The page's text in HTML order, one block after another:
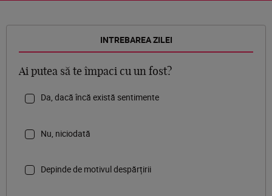
INTREBAREA ZILEI
Ai putea să te împaci cu un fost?
Da, dacă încă există sentimente
Nu, niciodată
Depinde de motivul despărțirii